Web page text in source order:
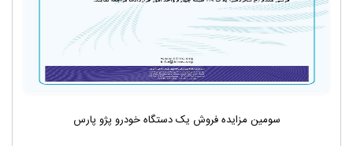
سومین مزایده فروش یک دستگاه خودرو پژو پارس